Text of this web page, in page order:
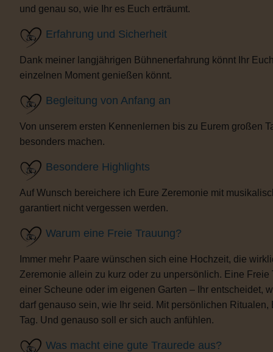
und genau so, wie Ihr es Euch erträumt.
Erfahrung und Sicherheit
Dank meiner langjährigen Bühnenerfahrung könnt Ihr
einzelnen Moment genießen könnt.
Begleitung von Anfang an
Von unserem ersten Kennenlernen bis zu Eurem großen
besonders machen.
Besondere Highlights
Auf Wunsch bereichere ich Eure Zeremonie mit
garantiert nicht vergessen werden.
Warum eine Freie Trauung?
Immer mehr Paare wünschen sich eine Hochzeit, die
Zeremonie allein zu kurz oder zu unpersönlich. Eine
einer Scheune oder im eigenen Garten – Ihr entscheidet,
darf genauso sein, wie Ihr seid. Mit persönlichen
Tag. Und genauso soll er sich auch anfühlen.
Was macht eine gute Traurede aus?